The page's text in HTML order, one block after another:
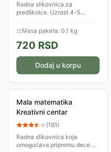
Radna slikovnica za
predškolce. Uzrast 4-5
⚖Masa paketa: 0.1 kg
720 RSD
Dodaj u korpu
Mala matematika
Kreativni centar
(161)
Radna slikovnica koja
omogućava pripremu dece za